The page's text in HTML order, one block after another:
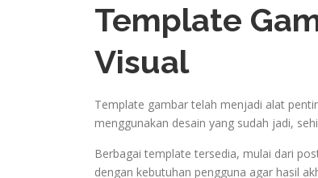
Template
Visual
Template gambar telah menjadi alat
menggunakan desain yang sudah jadi,
Berbagai template tersedia, mulai dari
dengan kebutuhan pengguna agar hasil